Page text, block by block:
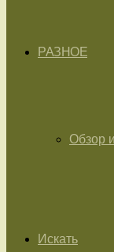
РАЗНОЕ
Обзор
Искать